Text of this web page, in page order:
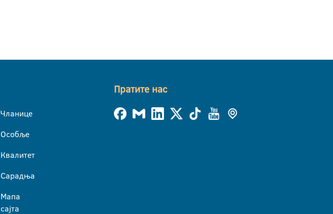
Чланице
Особље
Квалитет
Сарадња
Мапа
сајта
Пратите нас